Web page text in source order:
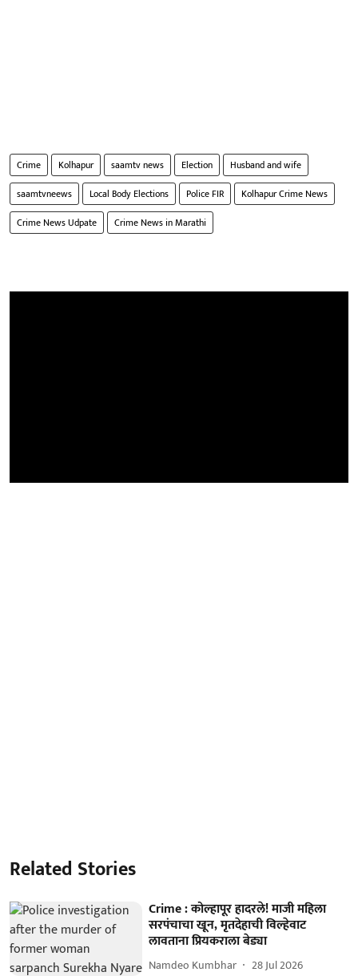
Crime Kolhapur saamtv news Election
Husband and wife
saamtvneews
Local Body Elections Police FIR
Kolhapur Crime News
Crime News Udpate
Crime News in Marathi
Related Stories
Crime : कोल्हापूर हादरले! माजी महिला
सरपंचाचा खून, मृतदेहाची विल्हेवाट
लावताना प्रियकराला बेड्या
Namdeo Kumbhar 28 Jul 2026